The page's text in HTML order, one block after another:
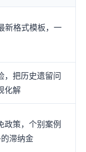
新格式模板，一
，把历史遗留问
化解
政策，个别案例
滞纳金